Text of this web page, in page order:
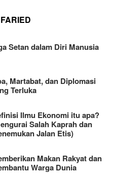
Setan dalam Diri Manusia
Martabat, dan Diplomasi
Terluka
Ilmu Ekonomi itu apa?
Salah Kaprah dan
Jalan Etis)
Makan Rakyat dan
Warga Dunia